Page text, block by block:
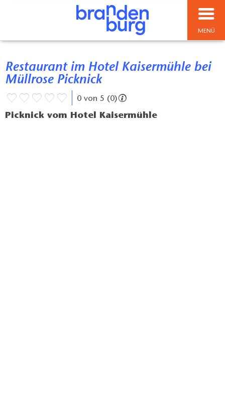
MENÜ
Restaurant im Hotel Kaisermühle bei
Müllrose Picknick
0 von 5 (0)
Picknick vom Hotel Kaisermühle